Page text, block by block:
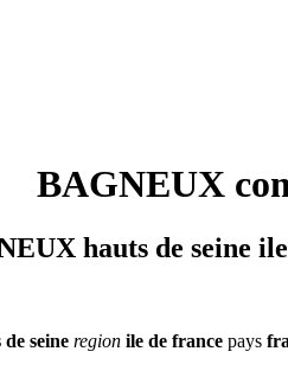
BAGNEUX
hauts de seine
seine region ile de france pays